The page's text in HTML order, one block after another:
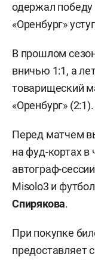
одержал победу
«Оренбург»
В прошлом
вничью 1:1, а
товарищеский
«Оренбург» (2:1).
Перед матчем
на фуд-кортах в
автограф-
Misolo3 и
Спирякова.
При покупке
предоставляет